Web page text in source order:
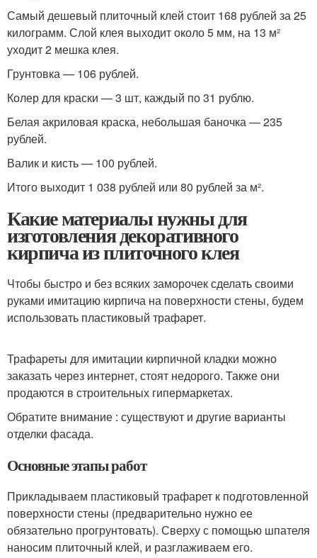
Самый дешевый плиточный клей стоит 168 рублей за 25
килограмм. Слой клея выходит около 5 мм, на 13 м²
уходит 2 мешка клея.
Грунтовка — 106 рублей.
Колер для краски — 3 шт, каждый по 31 рублю.
Белая акриловая краска, небольшая баночка — 235
рублей.
Валик и кисть — 100 рублей.
Итого выходит 1 038 рублей или 80 рублей за м².
Какие материалы нужны для
изготовления декоративного
кирпича из плиточного клея
Чтобы быстро и без всяких заморочек сделать своими
руками имитацию кирпича на поверхности стены, будем
использовать пластиковый трафарет.
Трафареты для имитации кирпичной кладки можно
заказать через интернет, стоят недорого. Также они
продаются в строительных гипермаркетах.
Обратите внимание : существуют и другие варианты
отделки фасада.
Основные этапы работ
Прикладываем пластиковый трафарет к подготовленной
поверхности стены (предварительно нужно ее
обязательно прогрунтовать). Сверху с помощью шпателя
наносим плиточный клей, и разглаживаем его.